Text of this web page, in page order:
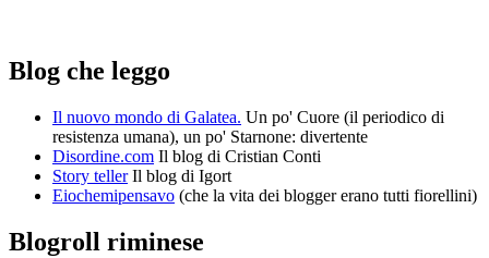
Blog che leggo
Il nuovo mondo di Galatea. Un po' Cuore (il periodico di
resistenza umana), un po' Starnone: divertente
Disordine.com Il blog di Cristian Conti
Story tellerIl blog di Igort
Eiochemipensavo (che la vita dei blogger erano tutti fiorellini)
Blogroll riminese